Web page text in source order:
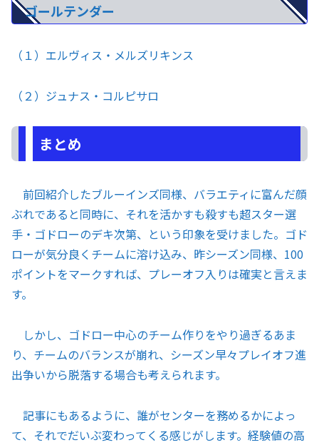
ゴールテンダー
（１）エルヴィス・メルズリキンス
（２）ジュナス・コルピサロ
まとめ
前回紹介したブルーインズ同様、バラエティに富んだ顔
ぶれであると同時に、それを活かすも殺すも超スター選
手・ゴドローのデキ次第、という印象を受けました。ゴド
ローが気分良くチームに溶け込み、昨シーズン同様、100
ポイントをマークすれば、プレーオフ入りは確実と言えま
す。
しかし、ゴドロー中心のチーム作りをやり過ぎるあま
り、チームのバランスが崩れ、シーズン早々プレイオフ進
出争いから脱落する場合も考えられます。
記事にもあるように、誰がセンターを務めるかによっ
て、それでだいぶ変わってくる感じがします。経験値の高